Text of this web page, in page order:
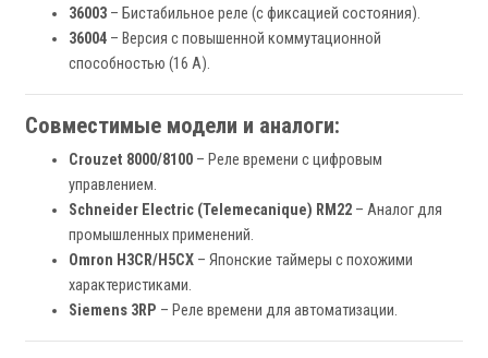
36003 – Бистабильное реле (с фиксацией состояния).
36004 – Версия с повышенной коммутационной
способностью (16 А).
Совместимые модели и аналоги:
Crouzet 8000/8100 – Реле времени с цифровым
управлением.
Schneider Electric (Telemecanique) RM22 – Аналог для
промышленных применений.
Omron H3CR/H5CX – Японские таймеры с похожими
характеристиками.
Siemens 3RP – Реле времени для автоматизации.